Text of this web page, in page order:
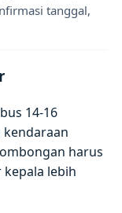
tanggal,
14-16
harus
lebih